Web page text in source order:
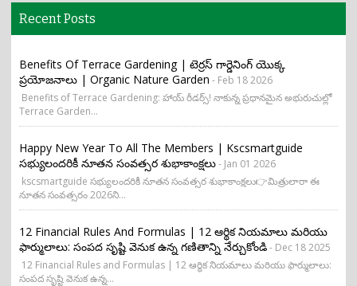
Recent Posts
Benefits Of Terrace Gardening | టెర్రస్ గార్డెనింగ్ యొక్క
ప్రయోజనాలు | Organic Nature Garden - Feb 18 2026
Benefits of Terrace Gardening: హాయ్ రీడర్స్! నాకున్న ప్రధానమైన అభురుచుల్లో
Terrace Garden...
Happy New Year To All The Members | Kscsmartguide
సభ్యులందరికీ నూతన సంవత్సర శుభాకాంక్షలు- Jan 01 2026
kscsmartguide సభ్యులందరికీ నూతన సంవత్సర శుభాకాంక్షలు👉మిత్రులారా ఈ
నూతన సంవత్సరం 2026ని...
12 Financial Rules And Formulas | 12 ఆర్థిక నియమాలు మరియు
ఫార్ములాలు: సంపద సృష్టి వెనుక ఉన్న గణితాన్ని నేర్చుకోండి- Dec 18 2025
12 Financial Rules and Formulas | 12 ఆర్థిక నియమాలు మరియు ఫార్ములాలు:
సంపద సృష్టి వెనుక ఉన్న...